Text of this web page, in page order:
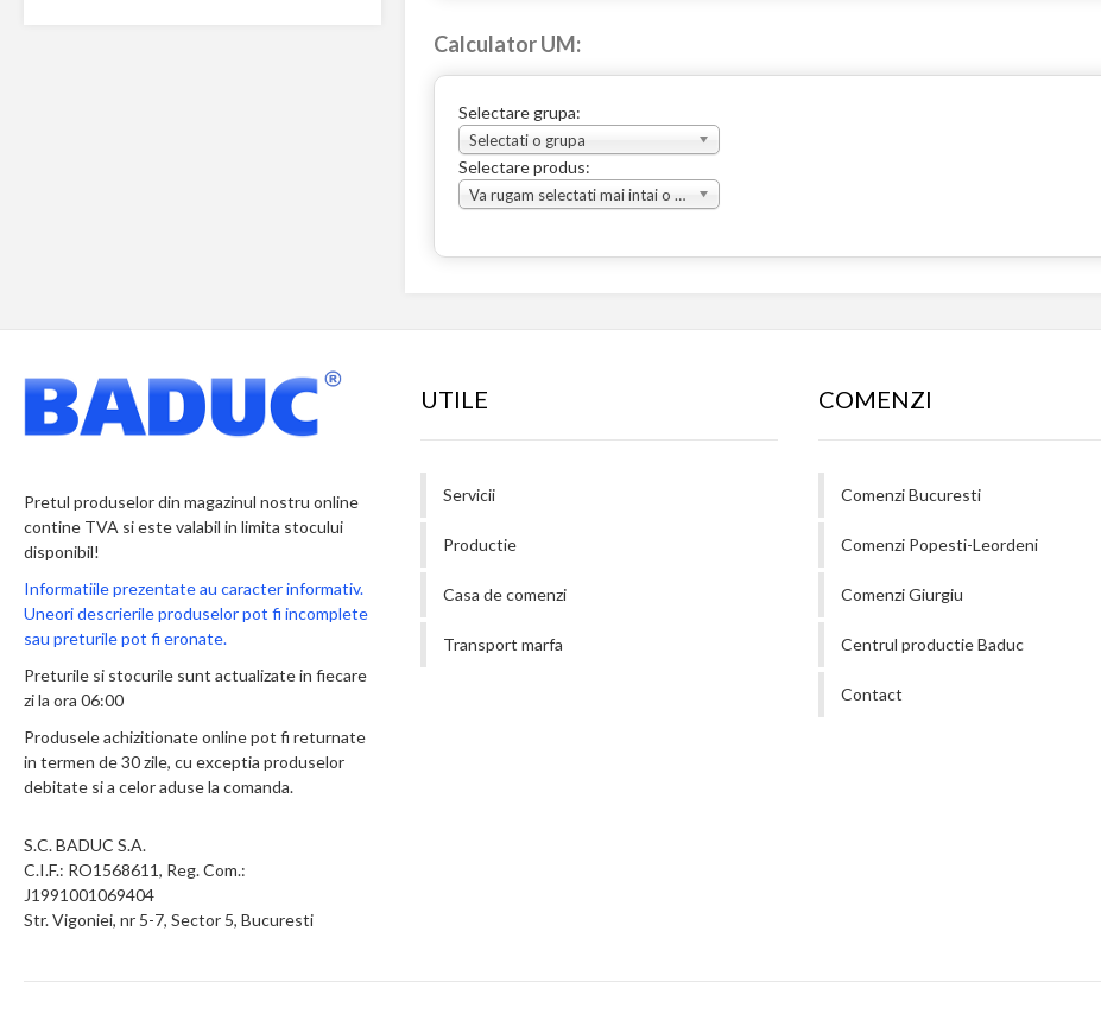
Calculator UM:
Selectare grupa:
Selectati o grupa
Selectare produs:
Va rugam selectati mai intai o grupa
Pretul produselor din magazinul nostru online
contine TVA si este valabil in limita stocului
disponibil!
Informatiile prezentate au caracter informativ.
Uneori descrierile produselor pot fi incomplete
sau preturile pot fi eronate.
Preturile si stocurile sunt actualizate in fiecare
zi la ora 06:00
Produsele achizitionate online pot fi returnate
in termen de 30 zile, cu exceptia produselor
debitate si a celor aduse la comanda.
S.C. BADUC S.A.
C.I.F.: RO1568611, Reg. Com.:
J1991001069404
Str. Vigoniei, nr 5-7, Sector 5, Bucuresti
UTILE
Servicii
Productie
Casa de comenzi
Transport marfa
COMENZI
Comenzi Bucuresti
Comenzi Popesti-Leordeni
Comenzi Giurgiu
Centrul productie Baduc
Contact